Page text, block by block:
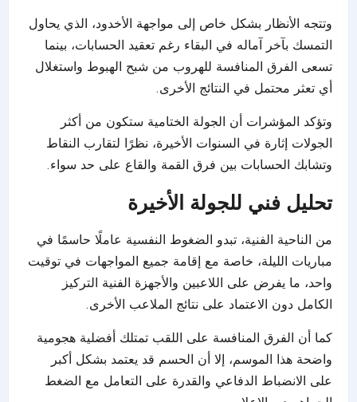
وتتجه الأنظار بشكل خاص إلى مواجهة الأخدود، الذي يحاول
التمسك بآخر آماله في البقاء رغم تعقيد الحسابات، بينما
تسعى الفرق المنافسة للهروب من شبح الهبوط واستغلال
أي تعثر محتمل في النتائج الأخرى.
وتؤكد المؤشرات أن الجولة الختامية ستكون من أكثر
الجولات إثارة في السنوات الأخيرة، نظرًا لتقارب النقاط
وتشابك الحسابات بين فرق القمة والقاع على حد سواء.
تحليل فني للجولة الأخيرة
من الناحية الفنية، تبدو الضغوط النفسية عاملًا حاسمًا في
مباريات الليلة، خاصة مع إقامة جميع المواجهات في توقيت
واحد، ما يفرض على اللاعبين والأجهزة الفنية التركيز
الكامل دون الاعتماد على نتائج الملاعب الأخرى.
كما أن الفرق المنافسة على اللقب تمتلك أفضلية هجومية
واضحة هذا الموسم، إلا أن الحسم قد يعتمد بشكل أكبر
على الانضباط الدفاعي والقدرة على التعامل مع الضغط